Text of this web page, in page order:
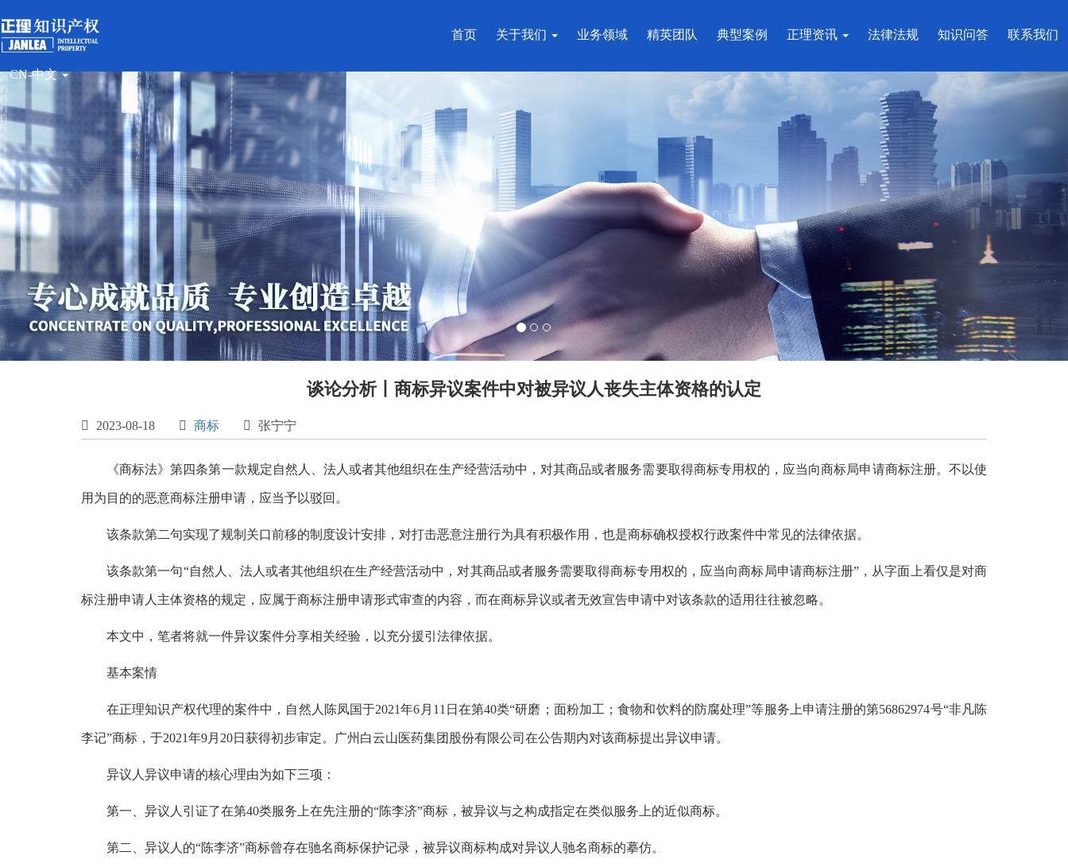
CN-中文
首页 关于我们 业务领域 精英团队 典型案例 正理资讯 法律法规 知识问答 联系我们
谈论分析丨商标异议案件中对被异议人丧失主体资格的认定
 2023-08-18  商标  张宁宁
《商标法》第四条第一款规定自然人、法人或者其他组织在生产经营活动中，对其商品或者服务需要取得商标专用权的，应当向商标局申请商标注册。不以使
用为目的的恶意商标注册申请，应当予以驳回。
该条款第二句实现了规制关口前移的制度设计安排，对打击恶意注册行为具有积极作用，也是商标确权授权行政案件中常见的法律依据。
该条款第一句“自然人、法人或者其他组织在生产经营活动中，对其商品或者服务需要取得商标专用权的，应当向商标局申请商标注册”，从字面上看仅是对商
标注册申请人主体资格的规定，应属于商标注册申请形式审查的内容，而在商标异议或者无效宣告申请中对该条款的适用往往被忽略。
本文中，笔者将就一件异议案件分享相关经验，以充分援引法律依据。
基本案情
在正理知识产权代理的案件中，自然人陈凤国于2021年6月11日在第40类“研磨；面粉加工；食物和饮料的防腐处理”等服务上申请注册的第56862974号“非凡陈
李记”商标，于2021年9月20日获得初步审定。广州白云山医药集团股份有限公司在公告期内对该商标提出异议申请。
异议人异议申请的核心理由为如下三项：
第一、异议人引证了在第40类服务上在先注册的“陈李济”商标，被异议与之构成指定在类似服务上的近似商标。
第二、异议人的“陈李济”商标曾存在驰名商标保护记录，被异议商标构成对异议人驰名商标的摹仿。